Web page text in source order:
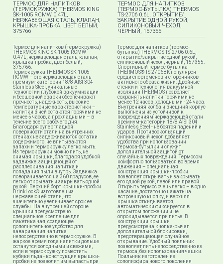
ТЕРМОС ДЛЯ НАПИТКОВ
(ТЕРМОКРУЖКА) THERMOS KING
SK-1005 RCMW 0.47L,
НЕРЖАВЕЮЩАЯ СТАЛЬ, КЛАПАН,
КРЫШКА-ПРОБКА, ЦВЕТ БЕЛЫЙ,
375766
Термос для напитков (термокружка)
THERMOS KING SK-1005 RCMW
0.47L, нержавеющая сталь, клапан,
крышка-пробка, цвет белый,
375766.
Термокружка THERMOS SK-1005
RCMW – это нержавеющая сталь
премиум-категории 18/8 AISI 304
Stainless Steel, уникальные
технологии глубокой вакуумизации
и бесшовной сварки обеспечивают
прочность, надёжность, высокие
температурные характеристики –
напитки в ней остаются горячими не
менее 5 часов, а прохладными – в
течение всего рабочего дня.
Благодаря супергладкой
поверхности стали на внутренних
стенках не задерживаются остатки
содержимого, не впитываются
запахи и термокружку легко мыть.
Из термокружки можно пить, не
снимая крышки, благодаря удобной
задвижке, защищающей от
расплескивания напитка и
попадания пыли внутрь. Задвижка
поворачивается на 360 градусов, ее
легко открывать и закрывать одной
рукой. Верхний борт крышки-пробки
DrinkLock® изготовлен из
нержавеющей стали, что
значительно увеличивает срок ее
службы. На внутренней стороне
крышки предусмотрено
специальное крепление для
пакетика чая, создающее
дополнительное удобство для
заваривания напитка
непосредственно в термокружке. В
жаркое время года напитки дольше
останутся холодными и свежими,
если в термокружку поместить
кубики льда - конструкция крышки-
пробки не позволит им выпасть при
ТЕРМОС ДЛЯ НАПИТКОВ
(ТЕРМОС-БУТЫЛКА) THERMOS
TS-2706 0.6L, ОТКРЫТИЕ/
ЗАКРЫТИЕ ОДНОЙ РУКОЙ,
СИЛИКОНОВЫЙ ЧЕХОЛ,
ЧЁРНЫЙ, 157355
Термос для напитков (термос-
бутылка) THERMOS TS-2706 0.6L,
открытие/закрытие одной рукой,
силиконовый чехол, чёрный, 157355.
Спортивный термос-бутылка
THERMOS® TS 2706BK популярен
среди спортсменов и сторонников
активного образа жизни. Двойные
стенки и технология вакуумной
изоляции THERMOS позволяет
сохранять напитки горячими не
менее 12 часов, холодными - 24 часа.
Внутренняя колба и внешний корпус
выполнены из устойчивой к
повреждениям нержавеющей стали
премиум-категории 18/8 AISI 304
Stainless Steel - не боятся падений и
ударов. Противоскользящий
силиконовый чехол добавляет
удобства при использовании
термоса-бутылки и служит
дополнительной защитой от
случайных повреждений. Термосом
комфортно пользоваться во время
движения – специальная
конструкция крышки-пробки
позволяет открывать и закрывать
его одной рукой, левой или правой.
Открыть термос очень легко – в одно
касание, достаточно нажать на
встроенную кнопку, и верхняя
крышка откидывается,
автоматически фиксируется в
открытом положении и не
опрокидывается при питье. В
конструкции крышки
предусмотрена кнопка-рычаг
дополнительной блокировки,
предотвращающая случайное
открывание. Удобный поильник
позволяет пить непосредственно из
термоса, без использования чашки.
Поильник изготовлен из
сополиэфира нового поколения